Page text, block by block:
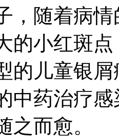
，随着病
的小红斑
的儿童银
中药治疗
之而愈。